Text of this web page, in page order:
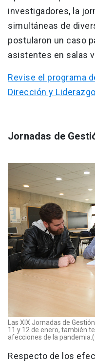
investigadores, la
simultáneas de
postularon un caso
asistentes en salas
Revise el programa
Dirección y
Jornadas de
Las XIX Jornadas de
11 y 12 de enero, también
afecciones de la
Respecto de los